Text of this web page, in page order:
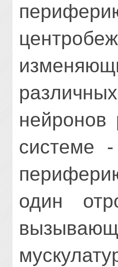
нейронов
системе
один